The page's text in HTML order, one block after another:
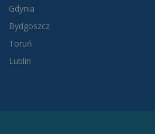
Gdynia
Bydgoszcz
Toruń
Lublin